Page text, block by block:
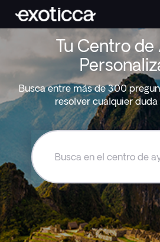
Tu Centro de
Busca entre más de 300
resolver cualquier duda
Busca
el
centro
de
ayuda
de
Exoticca